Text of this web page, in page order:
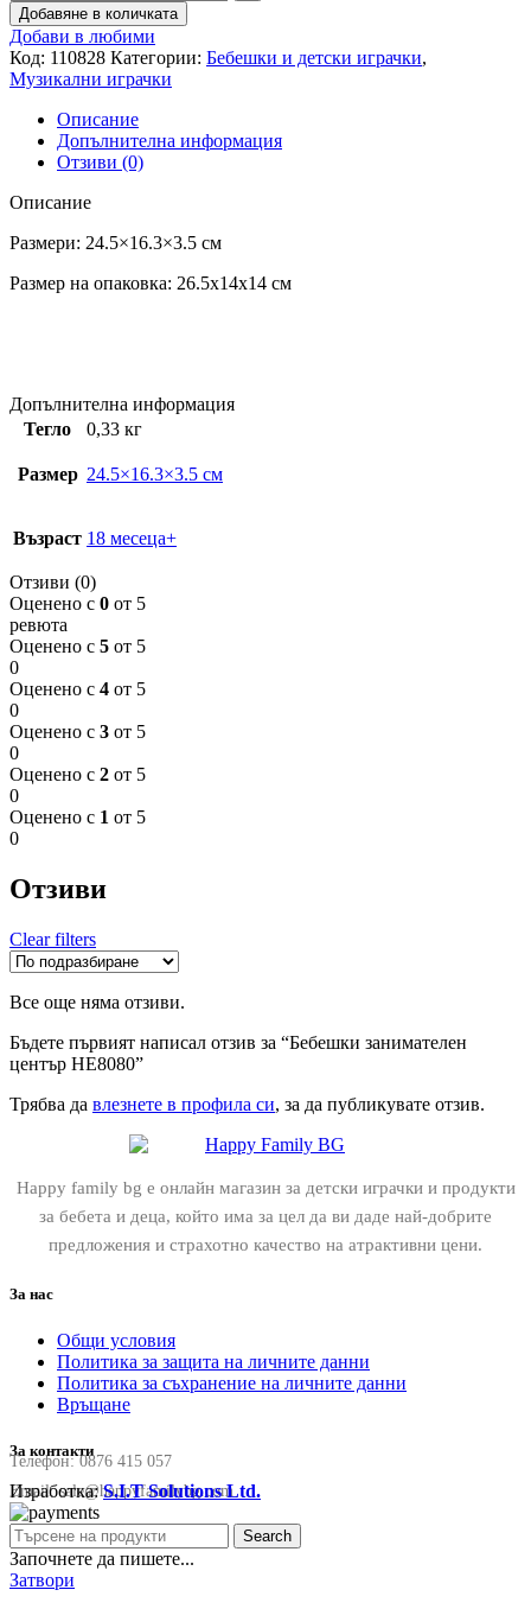
Добавяне в количката
Добави в любими
Код: 110828 Категории: Бебешки и детски играчки,
Музикални играчки
Описание
Допълнителна информация
Отзиви (0)
Описание
Размери: 24.5×16.3×3.5 см
Размер на опаковка: 26.5x14x14 см
Допълнителна информация
Тегло
0,33 кг
Размер 24.5×16.3×3.5 см
Възраст 18 месеца+
Отзиви (0)
Оценено с 0 от 5
ревюта
Оценено с 5 от 5
0
Оценено с 4 от 5
0
Оценено с 3 от 5
0
Оценено с 2 от 5
0
Оценено с 1 от 5
0
Отзиви
Clear filters
Все още няма отзиви.
Бъдете първият написал отзив за “Бебешки занимателен
център HE8080”
Трябва да влезнете в профила си, за да публикувате отзив.
Happy family bg е онлайн магазин за детски играчки и продукти
за бебета и деца, който има за цел да ви даде най-добрите
предложения и страхотно качество на атрактивни цени.
За нас
Общи условия
Политика за защита на личните данни
Политика за съхранение на личните данни
Връщане
За контакти
Телефон:0876 415 057
Email:sale@happyfamilybg.com
Изработка:S.I.T Solutions Ltd.
Search
Започнете да пишете...
Затвори